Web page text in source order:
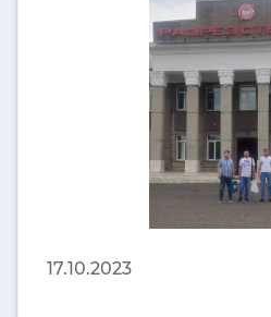
17.10.2023